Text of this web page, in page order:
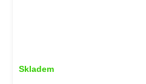
Skladem